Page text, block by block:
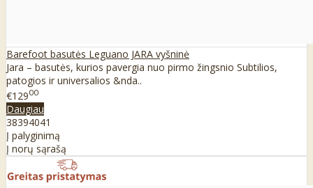
Barefoot basutės Leguano JARA vyšninė
Jara – basutės, kurios pavergia nuo pirmo žingsnio Subtilios,
patogios ir universalios &nda..
€12900
Daugiau
38394041
Į palyginimą
Į norų sąrašą